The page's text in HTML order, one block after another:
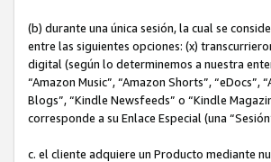
(b) durante una única sesión, la cual se
entre las siguientes opciones: (x)
digital (según lo determinemos a nuestra
“Amazon Music”, “Amazon Shorts”,
Blogs”, “Kindle Newsfeeds” o “Kindle
corresponde a su Enlace Especial (una
c. el cliente adquiere un Producto mediante